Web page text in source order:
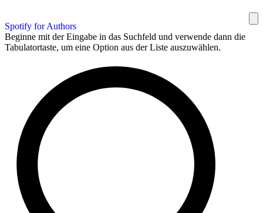
Spotify for Authors
Beginne mit der Eingabe in das Suchfeld und verwende dann die
Tabulatortaste, um eine Option aus der Liste auszuwählen.